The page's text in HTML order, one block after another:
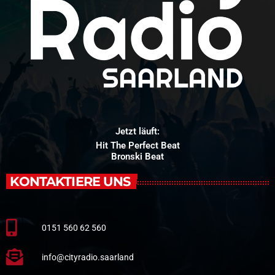
Jetzt läuft:
Hit The Perfect Beat
Bronski Beat
KONTAKTIERE UNS
0151 560 62 560
info@cityradio.saarland